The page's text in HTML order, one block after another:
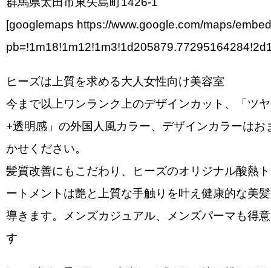
[googlemaps https://www.google.com/maps/
ヒーズは上質を求める大人女性向け美容室
今まで以上ワンランク上のデザインカット、「ツヤ
+透明感」の外国人風カラー、デザインカラーはお
かせください。
髪質改善にもこだわり、ヒーズのオリジナル酸熱
ートメントは艶と上質な手触りを叶え健康的な美
導きます。メンズカジュアル、メンズパーマも得
す